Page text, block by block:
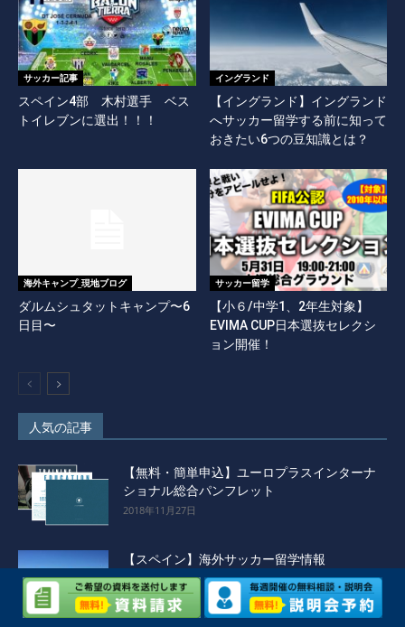
サッカー記事
スペイン4部 木村選手 ベス
トイレブンに選出！！！
イングランド
【イングランド】イングランド
へサッカー留学する前に知って
おきたい6つの豆知識とは？
海外キャンプ_現地ブログ
ダルムシュタットキャンプ〜6
日目〜
サッカー留学
【小６/中学1、2年生対象】
EVIMA CUP日本選抜セレクシ
ョン開催！
人気の記事
【無料・簡単申込】ユーロプラスインターナ
ショナル総合パンフレット
2018年11月27日
【スペイン】海外サッカー留学情報
2017年4月23日